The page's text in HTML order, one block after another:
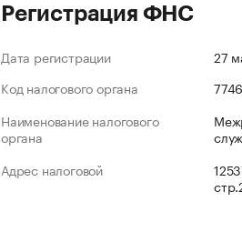
Регистрация ФНС
Дата регистрации
27
Код налогового органа
7746
Наименование налогового
органа
Адрес налоговой